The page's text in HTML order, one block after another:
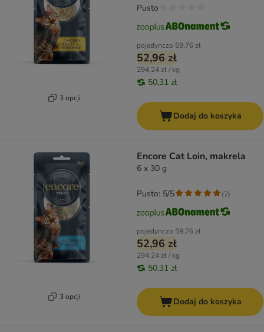
3 opcji
pojedynczo 59,76 zł
52,96 zł
294,24 zł / kg
50,31 zł
Pusto
Dodaj do koszyka
3 opcji
Encore Cat Loin, makrela
6 x 30 g
pojedynczo 59,76 zł
52,96 zł
294,24 zł / kg
50,31 zł
Pusto: 5/5 (2)
Dodaj do koszyka